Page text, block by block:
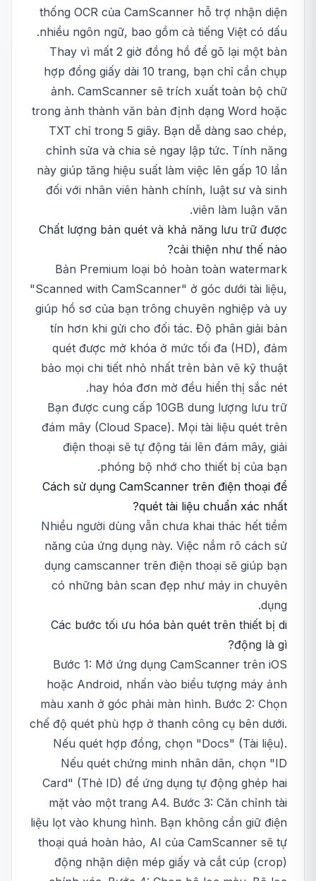
thống OCR của CamScanner hỗ trợ nhận diện
nhiều ngôn ngữ, bao gồm cả tiếng Việt có dấu.
Thay vì mất 2 giờ đồng hồ để gõ lại một bản
hợp đồng giấy dài 10 trang, bạn chỉ cần chụp
ảnh. CamScanner sẽ trích xuất toàn bộ chữ
trong ảnh thành văn bản định dạng Word hoặc
TXT chỉ trong 5 giây. Bạn dễ dàng sao chép,
chỉnh sửa và chia sẻ ngay lập tức. Tính năng
này giúp tăng hiệu suất làm việc lên gấp 10 lần
đối với nhân viên hành chính, luật sư và sinh
viên làm luận văn.
Chất lượng bản quét và khả năng lưu trữ được
cải thiện như thế nào?
Bản Premium loại bỏ hoàn toàn watermark
"Scanned with CamScanner" ở góc dưới tài liệu,
giúp hồ sơ của bạn trông chuyên nghiệp và uy
tín hơn khi gửi cho đối tác. Độ phân giải bản
quét được mở khóa ở mức tối đa (HD), đảm
bảo mọi chi tiết nhỏ nhất trên bản vẽ kỹ thuật
hay hóa đơn mờ đều hiển thị sắc nét.
Bạn được cung cấp 10GB dung lượng lưu trữ
đám mây (Cloud Space). Mọi tài liệu quét trên
điện thoại sẽ tự động tải lên đám mây, giải
phóng bộ nhớ cho thiết bị của bạn.
Cách sử dụng CamScanner trên điện thoại để
quét tài liệu chuẩn xác nhất?
Nhiều người dùng vẫn chưa khai thác hết tiềm
năng của ứng dụng này. Việc nắm rõ cách sử
dụng camscanner trên điện thoại sẽ giúp bạn
có những bản scan đẹp như máy in chuyên
dụng.
Các bước tối ưu hóa bản quét trên thiết bị di
động là gì?
Bước 1: Mở ứng dụng CamScanner trên iOS
hoặc Android, nhấn vào biểu tượng máy ảnh
màu xanh ở góc phải màn hình. Bước 2: Chọn
chế độ quét phù hợp ở thanh công cụ bên dưới.
Nếu quét hợp đồng, chọn "Docs" (Tài liệu).
Nếu quét chứng minh nhân dân, chọn "ID
Card" (Thẻ ID) để ứng dụng tự động ghép hai
mặt vào một trang A4. Bước 3: Căn chỉnh tài
liệu lọt vào khung hình. Bạn không cần giữ điện
thoại quá hoàn hảo, AI của CamScanner sẽ tự
động nhận diện mép giấy và cắt cúp (crop)